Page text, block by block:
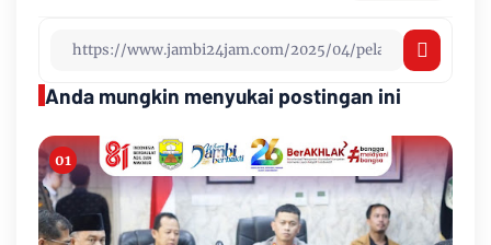
Anda mungkin menyukai postingan ini